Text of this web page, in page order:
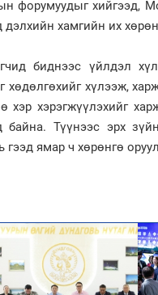
форумуудыг хийгээд,
хамгийн их
биднээс үйлдэл
хөдөлгөхийг хүлээж,
хэр хэрэгжүүлэхийг
байна. Түүнээс эрх
ямар ч хөрөнгө